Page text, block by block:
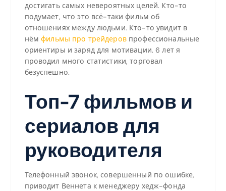
достигать самых невероятных целей. Кто-то
подумает, что это всё-таки фильм об
отношениях между людьми. Кто-то увидит в
нёмфильмы про трейдеровпрофессиональные
ориентиры и заряд для мотивации. 6 лет я
проводил много статистики, торговал
безуспешно.
Топ-7 фильмов и
сериалов для
руководителя
Телефонный звонок, совершенный по ошибке,
приводит Веннета к менеджеру хедж-фонда